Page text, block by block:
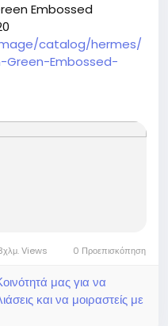
Embossed
catalog/hermes/
Green-Embossed-
birkin-30cm-
leather-
Views 0 Προεπισκόπηση
μας για να
και να μοιραστείς με